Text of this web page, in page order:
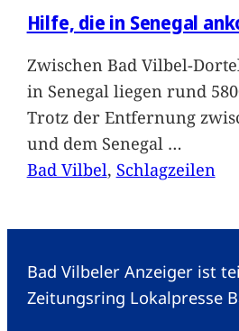
Hilfe, die in Senegal
Zwischen Bad Vilbel-
in Senegal liegen rund
Trotz der Entfernung
und dem Senegal …
Bad Vilbel, Schlagzeilen
Bad Vilbeler Anzeiger ist
Zeitungsring Lokalpresse